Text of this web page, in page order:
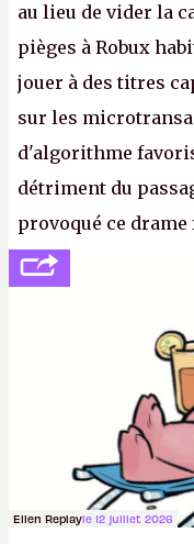
au lieu de vider la
pièges à Robux
jouer à des titres
sur les
d'algorithme
détriment du
provoqué ce
se consoler, le
sur le déblocage du
joueurs majeurs
aux adultes, qui ne
avec du pouvoir
Ellen Replayle 12 juillet 2026